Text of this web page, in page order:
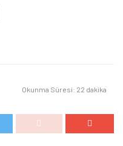
Okunma Süresi: 22 dakika